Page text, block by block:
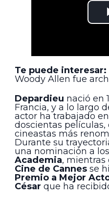
Te puede interesar:
Woody Allen fue
Depardieu nació en
Francia, y a lo largo
actor ha trabajado
doscientas películas,
cineastas más
Durante su
una nominación a los
Academia, mientras
Cine de Cannes se
Premio a Mejor
César que ha